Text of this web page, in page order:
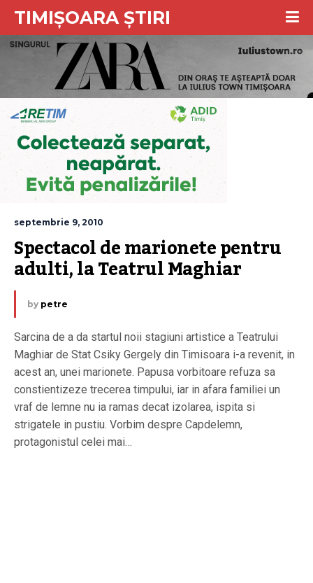
TIMIȘOARA ȘTIRI
septembrie 9, 2010
Spectacol de marionete pentru
adulti, la Teatrul Maghiar
by petre
Sarcina de a da startul noii stagiuni artistice a Teatrului
Maghiar de Stat Csiky Gergely din Timisoara i-a revenit, in
acest an, unei marionete. Papusa vorbitoare refuza sa
constientizeze trecerea timpului, iar in afara familiei un
vraf de lemne nu ia ramas decat izolarea, ispita si
strigatele in pustiu. Vorbim despre Capdelemn,
protagonistul celei mai…